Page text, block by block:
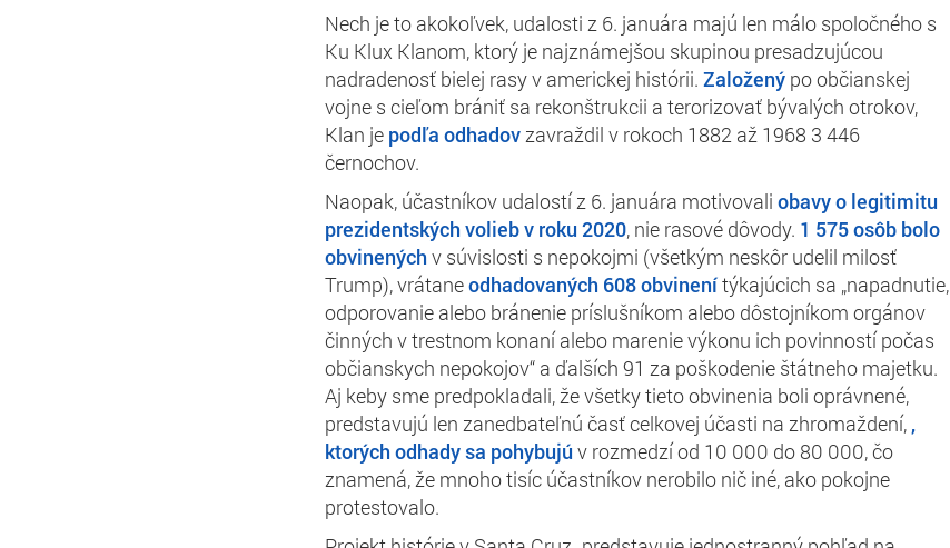
Nech je to akokoľvek, udalosti z 6. januára majú len málo spoločného s
Ku Klux Klanom, ktorý je najznámejšou skupinou presadzujúcou
nadradenosť bielej rasy v americkej histórii. Založený po občianskej
vojne s cieľom brániť sa rekonštrukcii a terorizovať bývalých otrokov,
Klan je podľa odhadovzavraždil v rokoch 1882 až 1968 3 446
černochov.
Naopak, účastníkov udalostí z 6. januára motivovali obavy o legitimitu
prezidentských volieb v roku 2020, nie rasové dôvody. 1 575 osôb bolo
obvinenýchv súvislosti s nepokojmi (všetkým neskôr udelil milosť
Trump), vrátaneodhadovaných 608 obvinenítýkajúcich sa „napadnutie,
odporovanie alebo bránenie príslušníkom alebo dôstojníkom orgánov
činných v trestnom konaní alebo marenie výkonu ich povinností počas
občianskych nepokojov“ a ďalších 91 za poškodenie štátneho majetku.
Aj keby sme predpokladali, že všetky tieto obvinenia boli oprávnené,
predstavujú len zanedbateľnú časť celkovej účasti na zhromaždení, ,
ktorých odhady sa pohybujú v rozmedzí od 10 000 do 80 000, čo
znamená, že mnoho tisíc účastníkov nerobilo nič iné, ako pokojne
protestovalo.